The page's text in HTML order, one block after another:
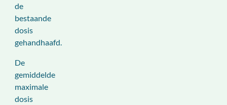
de
bestaande
dosis
gehandhaafd.
De
gemiddelde
maximale
dosis